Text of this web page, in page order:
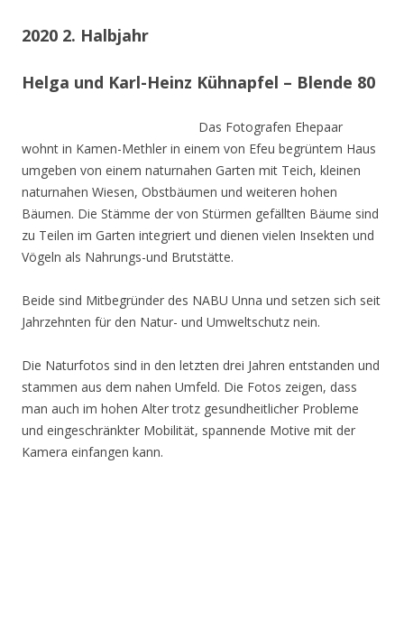
2020 2. Halbjahr
Helga und Karl-Heinz Kühnapfel – Blende 80
Das Fotografen Ehepaar
wohnt in Kamen-Methler in einem von Efeu begrüntem Haus
umgeben von einem naturnahen Garten mit Teich, kleinen
naturnahen Wiesen, Obstbäumen und weiteren hohen
Bäumen. Die Stämme der von Stürmen gefällten Bäume sind
zu Teilen im Garten integriert und dienen vielen Insekten und
Vögeln als Nahrungs-und Brutstätte.
Beide sind Mitbegründer des NABU Unna und setzen sich seit
Jahrzehnten für den Natur- und Umweltschutz nein.
Die Naturfotos sind in den letzten drei Jahren entstanden und
stammen aus dem nahen Umfeld. Die Fotos zeigen, dass
man auch im hohen Alter trotz gesundheitlicher Probleme
und eingeschränkter Mobilität, spannende Motive mit der
Kamera einfangen kann.